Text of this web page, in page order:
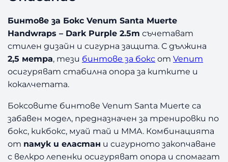
о
в
з
а
Б
о
с
V
e
n
u
Бинтове за Бокс Venum Santa Muerte
Handwraps – Dark Purple 2.5m съчетават
стилен дизайн и сигурна защита. С дължина
2,5 метра, тези бинтове за бокс отVenum
осигуряват стабилна опора за китките и
кокалчетата.
Боксовите бинтове Venum Santa Muerte са
забавен модел, предназначен за тренировки по
бокс, кикбокс, муай тай и MMA. Комбинацията
от памук и еластан и сигурното закопчаване
с велкро лепенки осигуряват опора и спомагат